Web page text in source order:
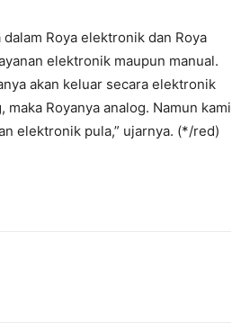
Roya elektronik dan Roya
elektronik maupun manual.
akan keluar secara elektronik
Royanya analog. Namun kami
elektronik pula,” ujarnya. (*/red)